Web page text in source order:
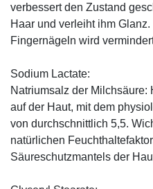
verbessert den Zustand
Haar und verleiht ihm
Fingernägeln wird
Sodium Lactate:
Natriumsalz der Milchsäure:
auf der Haut, mit dem
von durchschnittlich 5,5.
natürlichen
Säureschutzmantels der